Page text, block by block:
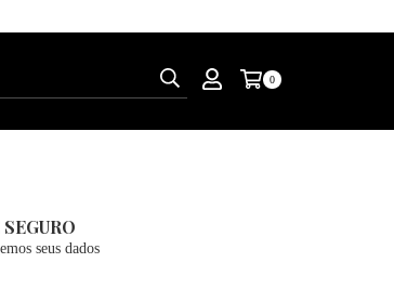
0
seus dados